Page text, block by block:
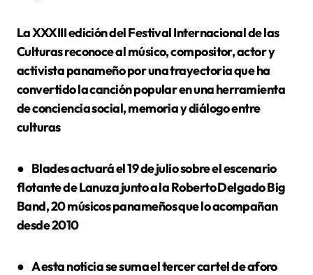
La XXXIII edición del Festival Internacional de las
Culturas reconoce al músico, compositor, actor y
activista panameño por una trayectoria que ha
convertido la canción popular en una herramienta
de conciencia social, memoria y diálogo entre
culturas
● Blades actuará el 19 de juliosobre el escenario
flotante de Lanuza junto a la Roberto Delgado Big
Band, 20 músicos panameños que lo acompañan
desde 2010
● A esta noticia se suma el tercer cartel de aforo